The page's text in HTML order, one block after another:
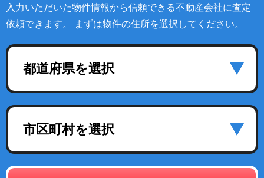
入力いただいた物件情報から信頼できる不動産会社に査定
依頼できます。 まずは物件の住所を選択してください。
都道府県を選択
市区町村を選択